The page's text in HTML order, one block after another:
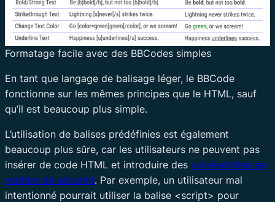
Formatage facile avec des BBCodes simples
En tant que langage de balisage léger, le BBCode
fonctionne sur les mêmes principes que le HTML, sauf
qu’il est beaucoup plus simple.
L’utilisation de balises prédéfinies est également
beaucoup plus sûre, car les utilisateurs ne peuvent pas
insérer de code HTML et introduire des vulnérabilités en
matière de sécurité. Par exemple, un utilisateur mal
intentionné pourrait utiliser la balise <script> pour